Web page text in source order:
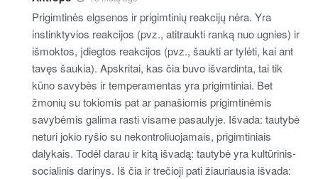
Prigimtinės elgsenos ir prigimtinių reakcijų nėra. Yra
instinktyvios reakcijos (pvz., atitraukti ranką nuo ugnies) ir
išmoktos, įdiegtos reakcijos (pvz., šaukti ar tylėti, kai ant
tavęs šaukia). Apskritai, kas čia buvo išvardinta, tai tik
kūno savybės ir temperamentas yra prigimtiniai. Bet
žmonių su tokiomis pat ar panašiomis prigimtinėmis
savybėmis galima rasti visame pasaulyje. Išvada: tautybė
neturi jokio ryšio su nekontroliuojamais, prigimtiniais
dalykais. Todėl darau ir kitą išvadą: tautybė yra kultūrinis-
socialinis darinys. Iš čia ir trečioji pati žiauriausia išvada: